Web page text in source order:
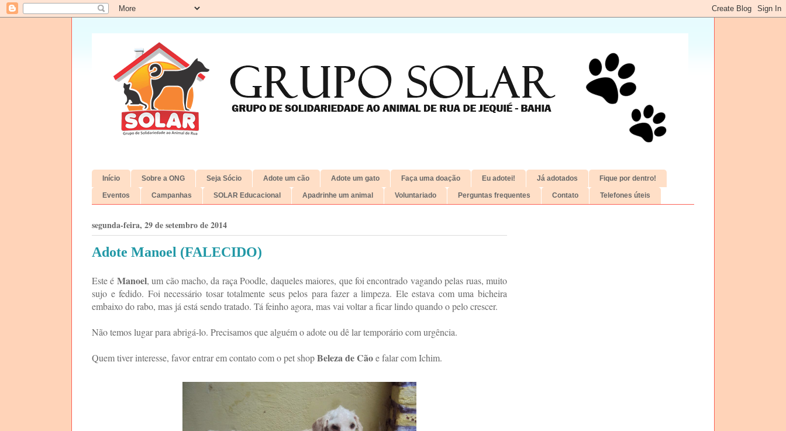
Início Sobre a ONG Seja Sócio Adote um cão Adote um gato Faça uma doação Eu adotei! Já adotados Fique por dentro!
Eventos Campanhas SOLAR Educacional Apadrinhe um animal Voluntariado Perguntas frequentes Contato Telefones úteis
segunda-feira, 29 de setembro de 2014
Adote Manoel (FALECIDO)
Este é Manoel, um cão macho, da raça Poodle, daqueles maiores, que foi encontrado vagando pelas ruas, muito
sujo e fedido. Foi necessário tosar totalmente seus pelos para fazer a limpeza. Ele estava com uma bicheira
embaixo do rabo, mas já está sendo tratado. Tá feinho agora, mas vai voltar a ficar lindo quando o pelo crescer.
Não temos lugar para abrigá-lo. Precisamos que alguém o adote ou dê lar temporário com urgência.
Quem tiver interesse, favor entrar em contato com o pet shopBeleza de Cãoe falar com Ichim.